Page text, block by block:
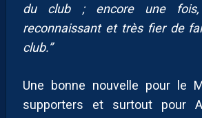
du club ; encore une
reconnaissant et très fier de
club.”
Une bonne nouvelle pour le
supporters et surtout pour